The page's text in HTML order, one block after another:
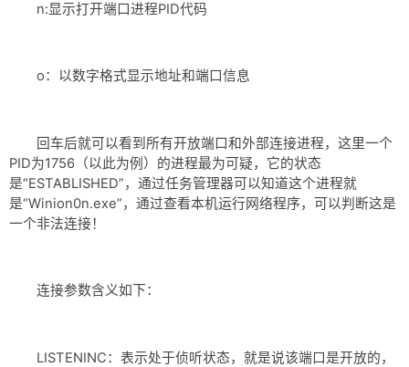
n:显示打开端口进程PID代码
o：以数字格式显示地址和端口信息
回车后就可以看到所有开放端口和外部连接进程，这里一个
PID为1756（以此为例）的进程最为可疑，它的状态
是“ESTABLISHED”，通过任务管理器可以知道这个进程就
是“Winion0n.exe”，通过查看本机运行网络程序，可以判断这是
一个非法连接！
连接参数含义如下：
LISTENINC：表示处于侦听状态，就是说该端口是开放的，